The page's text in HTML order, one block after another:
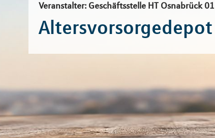
Veranstalter: Geschäftsstelle HT Osnabrück 01
Altersvorsorgedepot